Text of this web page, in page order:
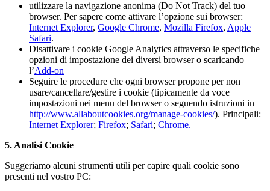
utilizzare la navigazione anonima (Do Not Track) del tuo
browser. Per sapere come attivare l’opzione sui browser:
Internet Explorer, Google Chrome, Mozilla Firefox, Apple
Safari.
Disattivare i cookie Google Analytics attraverso le specifiche
opzioni di impostazione dei diversi browser o scaricando
l’Add-on
Seguire le procedure che ogni browser propone per non
usare/cancellare/gestire i cookie (tipicamente da voce
impostazioni nei menu del browser o seguendo istruzioni in
http://www.allaboutcookies.org/manage-cookies/). Principali:
Internet Explorer; Firefox; Safari; Chrome.
5. Analisi Cookie
Suggeriamo alcuni strumenti utili per capire quali cookie sono
presenti nel vostro PC: